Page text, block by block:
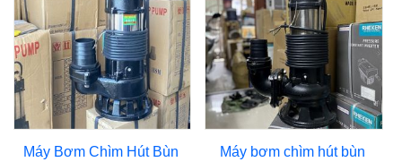
Máy Bơm Chìm Hút Bùn
Máy bơm chìm hút bùn